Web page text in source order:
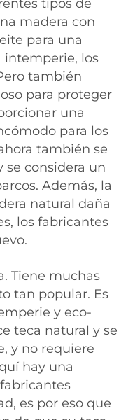
tipos de
madera con
para una
intemperie, los
también
para proteger
una
para los
también se
se considera un
Además, la
natural daña
los fabricantes
Tiene muchas
tan popular. Es
y eco-
teca natural y se
y no requiere
hay una
es por eso que